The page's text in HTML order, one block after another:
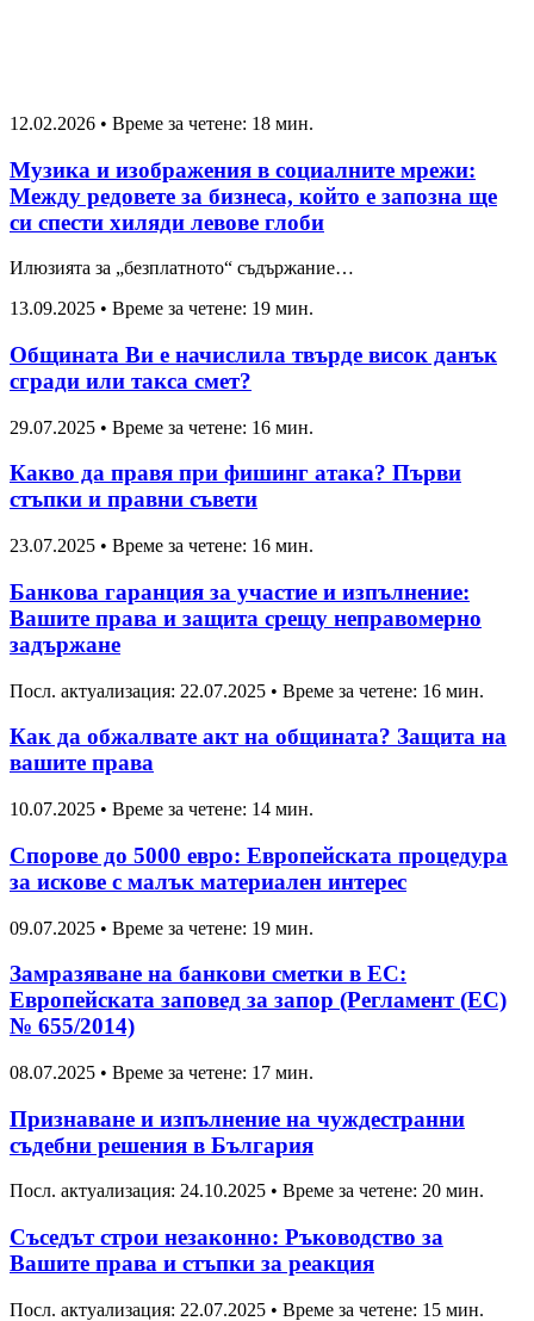
12.02.2026 • Време за четене: 18 мин.
Музика и изображения в социалните мрежи:
Между редовете за бизнеса, който е запозна ще
си спести хиляди левове глоби
Илюзията за „безплатното“ съдържание…
13.09.2025 • Време за четене: 19 мин.
Общината Ви е начислила твърде висок данък
сгради или такса смет?
29.07.2025 • Време за четене: 16 мин.
Какво да правя при фишинг атака? Първи
стъпки и правни съвети
23.07.2025 • Време за четене: 16 мин.
Банкова гаранция за участие и изпълнение:
Вашите права и защита срещу неправомерно
задържане
Посл. актуализация: 22.07.2025 • Време за четене: 16 мин.
Как да обжалвате акт на общината? Защита на
вашите права
10.07.2025 • Време за четене: 14 мин.
Спорове до 5000 евро: Европейската процедура
за искове с малък материален интерес
09.07.2025 • Време за четене: 19 мин.
Замразяване на банкови сметки в ЕС:
Европейската заповед за запор (Регламент (ЕС)
№ 655/2014)
08.07.2025 • Време за четене: 17 мин.
Признаване и изпълнение на чуждестранни
съдебни решения в България
Посл. актуализация: 24.10.2025 • Време за четене: 20 мин.
Съседът строи незаконно: Ръководство за
Вашите права и стъпки за реакция
Посл. актуализация: 22.07.2025 • Време за четене: 15 мин.